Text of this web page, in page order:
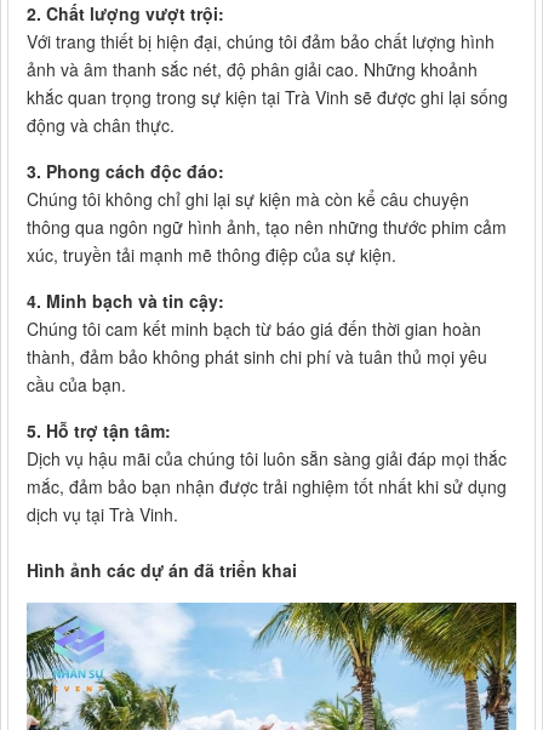
2. Chất lượng vượt trội:
Với trang thiết bị hiện đại, chúng tôi đảm bảo chất lượng hình
ảnh và âm thanh sắc nét, độ phân giải cao. Những khoảnh
khắc quan trọng trong sự kiện tại Trà Vinh sẽ được ghi lại sống
động và chân thực.
3. Phong cách độc đáo:
Chúng tôi không chỉ ghi lại sự kiện mà còn kể câu chuyện
thông qua ngôn ngữ hình ảnh, tạo nên những thước phim cảm
xúc, truyền tải mạnh mẽ thông điệp của sự kiện.
4. Minh bạch và tin cậy:
Chúng tôi cam kết minh bạch từ báo giá đến thời gian hoàn
thành, đảm bảo không phát sinh chi phí và tuân thủ mọi yêu
cầu của bạn.
5. Hỗ trợ tận tâm:
Dịch vụ hậu mãi của chúng tôi luôn sẵn sàng giải đáp mọi thắc
mắc, đảm bảo bạn nhận được trải nghiệm tốt nhất khi sử dụng
dịch vụ tại Trà Vinh.
Hình ảnh các dự án đã triển khai